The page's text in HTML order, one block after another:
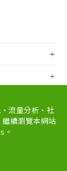
流量分析、社
續瀏覽本網站
。
All rights